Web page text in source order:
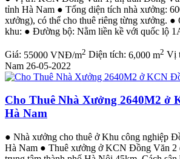
tỉnh Hà Nam ● Tổng diện tích nhà xưởng:
xưởng), có thể cho thuê riêng từng xưởng. ●
khu: ● Đường bộ: Nằm liền kề với quốc lộ
Giá: 55000 VNĐ/m2 Diện tích: 6,000 m2 Vị
Nam 26-05-2022
Cho Thuê Nhà Xưởng 2640M2 ở
Hà Nam
● Nhà xưởng cho thuê ở Khu công nghiệp
Hà Nam ● Thuê xưởng ở KCN Đồng Văn 2